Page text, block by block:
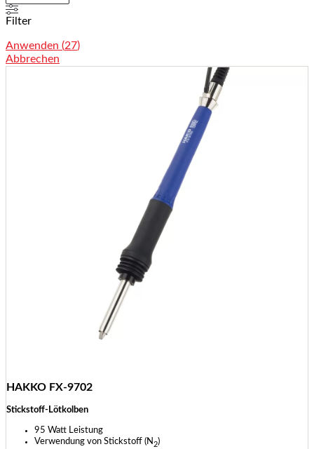
Filter
Anwenden (27)
Abbrechen
HAKKO FX-9702
Stickstoff-Lötkolben
95 Watt Leistung
Verwendung von Stickstoff (N2)